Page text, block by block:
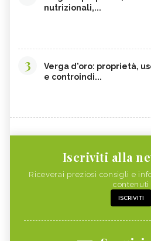
nutrizionali,...
3
Verga d'oro: proprietà,
e controindi...
Iscriviti alla
Riceverai preziosi consigli e
contenuti
ISCRIVITI